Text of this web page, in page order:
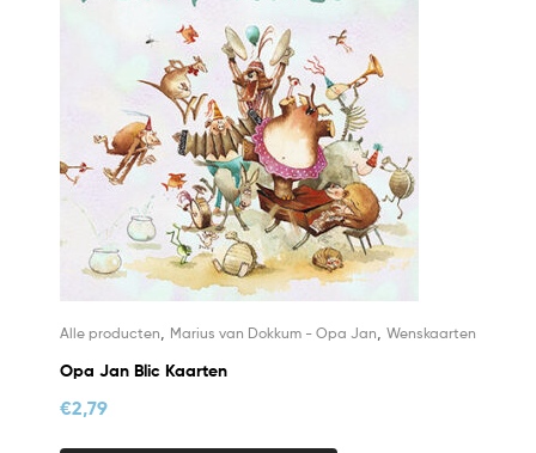
Alle producten Marius van Dokkum - Opa Jan Wenskaarten
Opa Jan Blic Kaarten
€2,79